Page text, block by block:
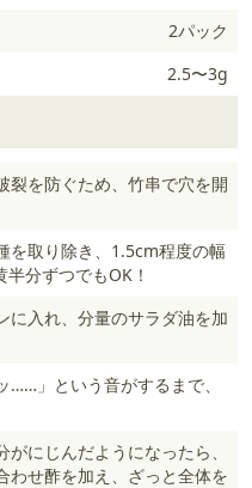
2パック
2.5〜3g
裂を防ぐため、竹串で穴を開
を取り除き、1.5cm程度の幅
分ずつでもOK！
に入れ、分量のサラダ油を加
……」という音がするまで、
にじんだようになったら、
わせ酢を加え、ざっと全体を